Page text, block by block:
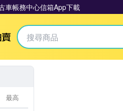
車帳務中心信箱App下載
Yahoo拍賣